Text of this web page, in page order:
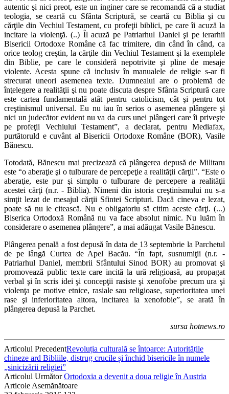
autentic şi nici preot, este un inginer care se recomandă că a studiat
teologia, se ceartă cu Sfânta Scriptură, se ceartă cu Biblia şi cu
cărţile din Vechiul Testament, cu profeţii biblici, pe care îi acuză la
incitare la violenţă. (..) Îl acuză pe Patriarhul Daniel şi pe ierarhii
Bisericii Ortodoxe Române că fac trimitere, din când în când, ca
orice teolog creştin, la cărţile din Vechiul Testament şi la exemplele
din Biblie, pe care le consideră nepotrivite şi pline de mesaje
violente. Acesta spune că inclusiv în manualele de religie s-ar fi
strecurat uneori asemenea texte. Dumnealui are o problemă de
înţelegere a realităţii şi nu poate discuta despre Sfânta Scriptură care
este cartea fundamentală atât pentru catolicism, cât şi pentru tot
creştinismul universal. Eu nu iau în serios o asemenea plângere şi
nici un judecător evident nu va da curs unei plângeri care îi priveşte
pe profeţii Vechiului Testament”, a declarat, pentru Mediafax,
purtătoruld e cuvânt al Bisericii Ortodoxe Române (BOR), Vasile
Bănescu.
Totodată, Bănescu mai precizează că plângerea depusă de Militaru
este “o aberaţie şi o tulburare de percepeţie a realităţii cărţii”. “Este o
aberaţie, este pur şi simplu o tulburare de percepere a realităţii
acestei cărţi (n.r. - Biblia). Nimeni din istoria creştinismului nu s-a
simţit lezat de mesajul cărţii Sfintei Scripturi. Dacă cineva e lezat,
poate să nu le citească. Nu e obligatoriu să citim aceste cărţi. (...)
Biserica Ortodoxă Română nu va face absolut nimic. Nu luăm în
considerare o asemenea plângere”, a mai adăugat Vasile Bănescu.
Plângerea penală a fost depusă în data de 13 septembrie la Parchetul
de pe lângă Curtea de Apel Bacău. “În fapt, susnumiţii (n.r. -
Patriarhul Daniel, membrii Sfântului Sinod BOR) au promovat şi
promovează public texte care incită la ură religioasă, au propagat
verbal şi în scris idei şi concepţii rasiste şi xenofobe precum ura şi
violenţa pe motive etnice, rasiale sau religioase, superioritatea unei
rase şi inferioritatea altora, incitarea la xenofobie”, se arată în
plângerea depusă la Parchet.
sursa hotnews.ro
Articolul PrecedentRevoluția culturală se întoarce: Autoritățile
chineze ard Bibliile, distrug crucile și închid bisericile în numele
„sinicizării religiei”
Articolul UrmătorOrtodoxia a devenit a doua religie în Austria
Articole Asemănătoare